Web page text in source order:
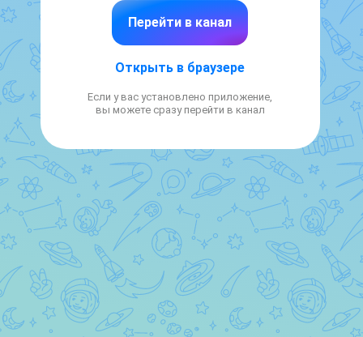
Перейти в канал
Открыть в браузере
Если у вас установлено приложение,
вы можете сразу перейти в канал